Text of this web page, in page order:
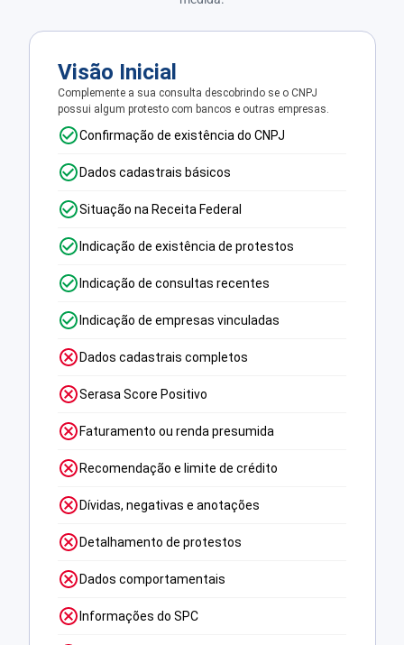
Visão Inicial
Complemente a sua consulta descobrindo se o CNPJ
possui algum protesto com bancos e outras empresas.
Confirmação de existência do CNPJ
Dados cadastrais básicos
Situação na Receita Federal
Indicação de existência de protestos
Indicação de consultas recentes
Indicação de empresas vinculadas
Dados cadastrais completos
Serasa Score Positivo
Faturamento ou renda presumida
Recomendação e limite de crédito
Dívidas, negativas e anotações
Detalhamento de protestos
Dados comportamentais
Informações do SPC